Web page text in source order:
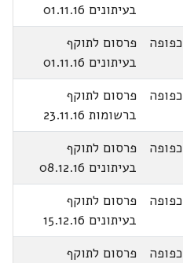
בעיתונים 01.11.16
כפופה
פרסום לתוקף
בעיתונים 01.11.16
כפופה
פרסום לתוקף
ברשומות 23.11.16
כפופה
פרסום לתוקף
בעיתונים 08.12.16
כפופה
פרסום לתוקף
בעיתונים 15.12.16
כפופה
פרסום לתוקף